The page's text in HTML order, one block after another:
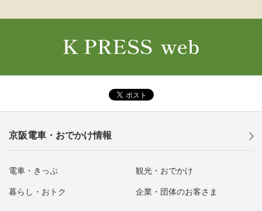
京阪電車・おでかけ情報
電車・きっぷ 観光・おでかけ
暮らし・おトク 企業・団体のお客さま